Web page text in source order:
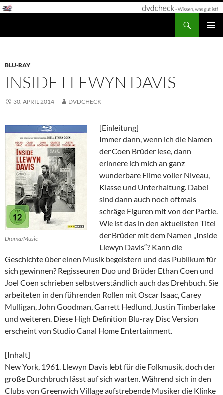
Zum
BLU-RAY
INSIDE LLEWYN DAVIS
30. APRIL 2014 DVDCHECK
Drama/Music
[Einleitung]
Immer dann, wenn ich die Namen
der Coen Brüder lese, dann
erinnere ich mich an ganz
wunderbare Filme voller Niveau,
Klasse und Unterhaltung. Dabei
sind dann auch noch oftmals
schräge Figuren mit von der Partie.
Wie ist das in den aktuellsten Titel
der Brüder mit dem Namen „Inside
Llewyn Davis“? Kann die
Geschichte über einen Musik begeistern und das Publikum für
sich gewinnen? Regisseuren Duo und Brüder Ethan Coen und
Joel Coen schrieben selbstverständlich auch das Drehbuch. Sie
arbeiteten in den führenden Rollen mit Oscar Isaac, Carey
Mulligan, John Goodman, Garrett Hedlund, Justin Timberlake
und weiteren. Diese High Definition Blu-ray Disc Version
erscheint von Studio Canal Home Entertainment.
[Inhalt]
New York, 1961. Llewyn Davis lebt für die Folkmusik, doch der
große Durchbruch lässt auf sich warten. Während sich in den
Clubs von Greenwich Village aufstrebende Musiker die Klinke